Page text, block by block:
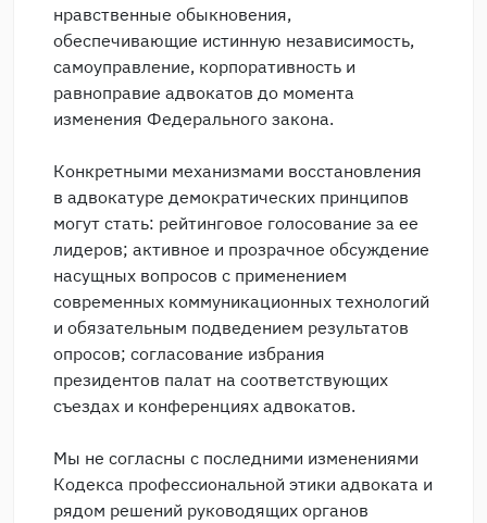
нравственные обыкновения,
обеспечивающие истинную независимость,
самоуправление, корпоративность и
равноправие адвокатов до момента
изменения Федерального закона.
Конкретными механизмами восстановления
в адвокатуре демократических принципов
могут стать: рейтинговое голосование за ее
лидеров; активное и прозрачное обсуждение
насущных вопросов с применением
современных коммуникационных технологий
и обязательным подведением результатов
опросов; согласование избрания
президентов палат на соответствующих
съездах и конференциях адвокатов.
Мы не согласны с последними изменениями
Кодекса профессиональной этики адвоката и
рядом решений руководящих органов